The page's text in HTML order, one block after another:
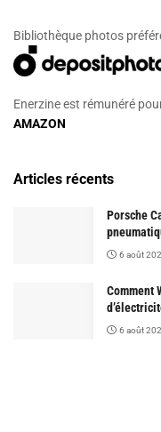
Bibliothèque photos
Enerzine est rémunéré
AMAZON
Articles récents
Porsche
6 août
Comment
6 août